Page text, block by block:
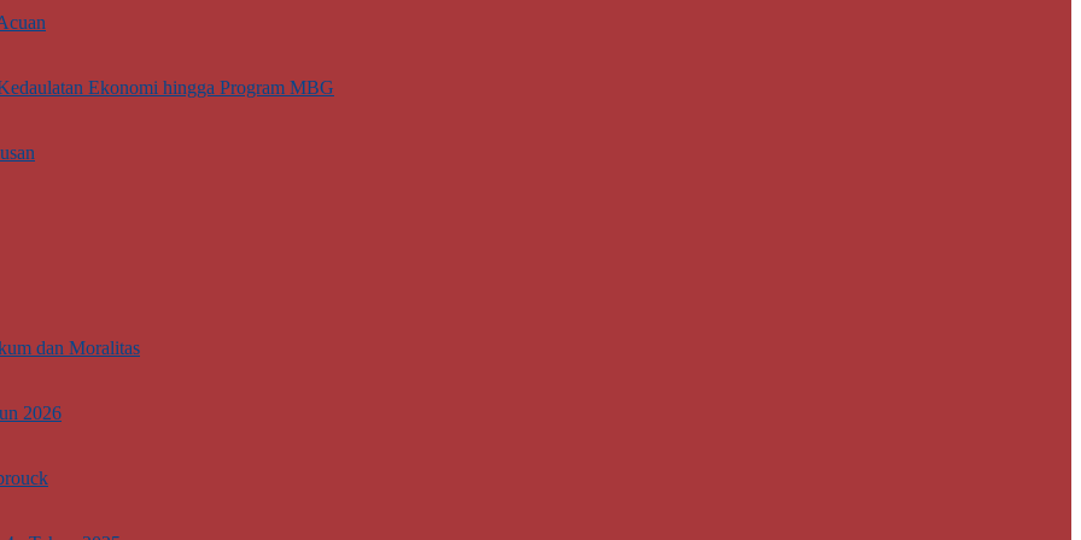
Ekonomi hingga Program MBG
dan Moralitas
2026